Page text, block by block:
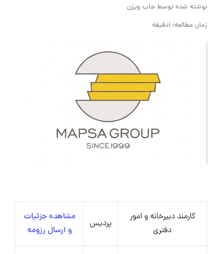
نوشته شده توسطجاب ویژن
زمان مطالعه: 1دقیقه
کارمند دبیرخانه و امور
دفتری
پردیس
مشاهده جزئیات
و ارسال رزومه